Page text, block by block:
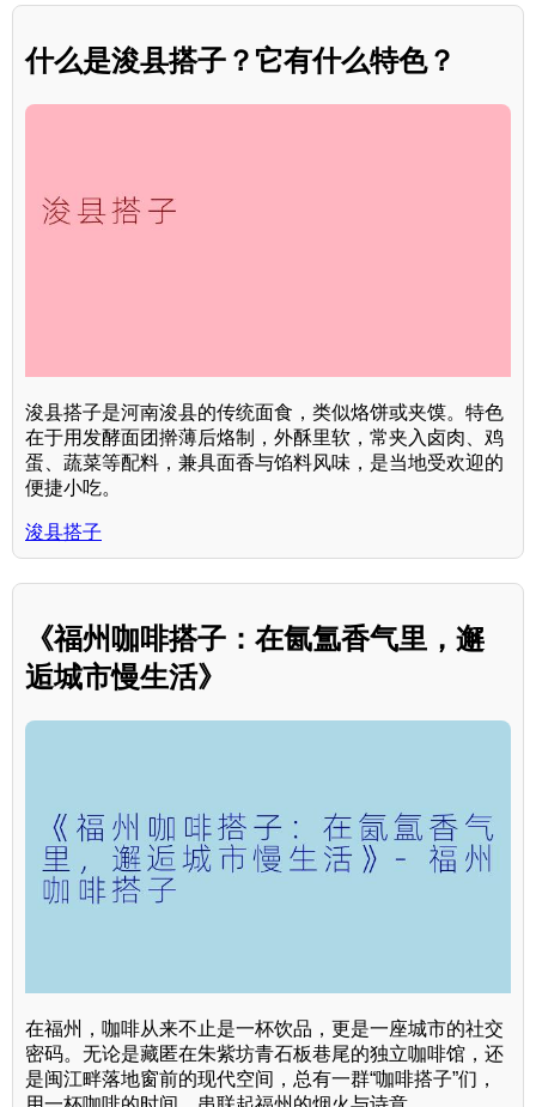
什么是浚县搭子？它有什么特色？
浚县搭子是河南浚县的传统面食，类似烙饼或夹馍。特色
在于用发酵面团擀薄后烙制，外酥里软，常夹入卤肉、鸡
蛋、蔬菜等配料，兼具面香与馅料风味，是当地受欢迎的
便捷小吃。
浚县搭子
《福州咖啡搭子：在氤氲香气里，邂
逅城市慢生活》
在福州，咖啡从来不止是一杯饮品，更是一座城市的社交
密码。无论是藏匿在朱紫坊青石板巷尾的独立咖啡馆，还
是闽江畔落地窗前的现代空间，总有一群“咖啡搭子”们，